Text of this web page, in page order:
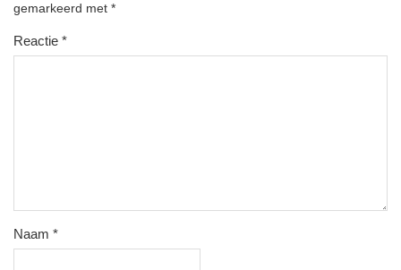
gemarkeerd met *
Reactie *
Naam *